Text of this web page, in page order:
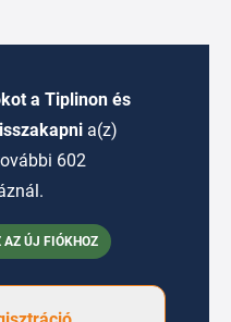
a Tiplinon és
a(z)
602
AZ ÚJ FIÓKHOZ